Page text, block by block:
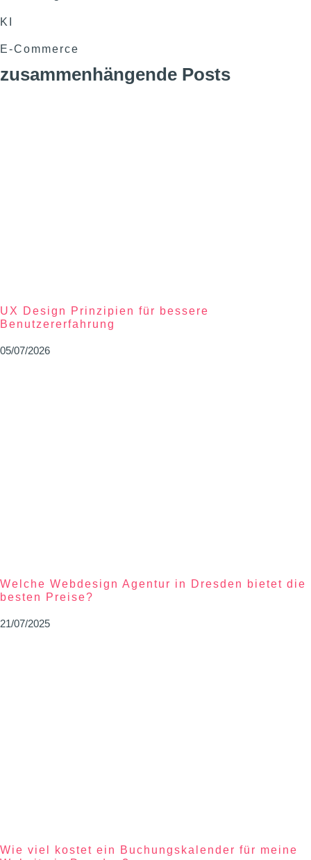
KI
E-Commerce
zusammenhängende Posts
UX Design Prinzipien für bessere
Benutzererfahrung
05/07/2026
Welche Webdesign Agentur in Dresden bietet die
besten Preise?
21/07/2025
Wie viel kostet ein Buchungskalender für meine